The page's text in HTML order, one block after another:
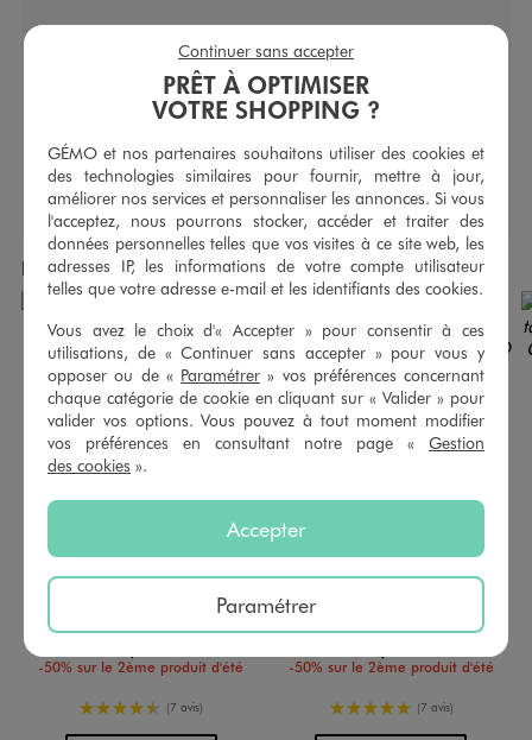
Longueur du vêtement (en cm) :50
Type de fermeture :Boutonnière
Produits achetés ensemble
Jupe short aspect tweed femme
-50% sur le 2ème produit d'été
4.5/5 de moyenne
(7 avis)
Jupe short scintillante aspect tweed femme
-50% sur le 2ème produit d'été
5/5 de moyenne
(7 avis)
PRÊT À OPTIMISER
VOTRE SHOPPING ?
GÉMO et nos partenaires souhaitons utiliser des cookies et
des technologies similaires pour fournir, mettre à jour,
améliorer nos services et personnaliser les annonces. Si vous
l'acceptez, nous pourrons stocker, accéder et traiter des
données personnelles telles que vos visites à ce site web, les
adresses IP, les informations de votre compte utilisateur
telles que votre adresse e-mail et les identifiants des cookies.
Vous avez le choix d'« Accepter » pour consentir à ces
utilisations, de « Continuer sans accepter » pour vous y
opposer ou de « Paramétrer » vos préférences concernant
chaque catégorie de cookie en cliquant sur « Valider » pour
valider vos options. Vous pouvez à tout moment modifier
vos préférences en consultant notre page « Gestion
des cookies ».
Accepter
Paramétrer
Continuer sans accepter